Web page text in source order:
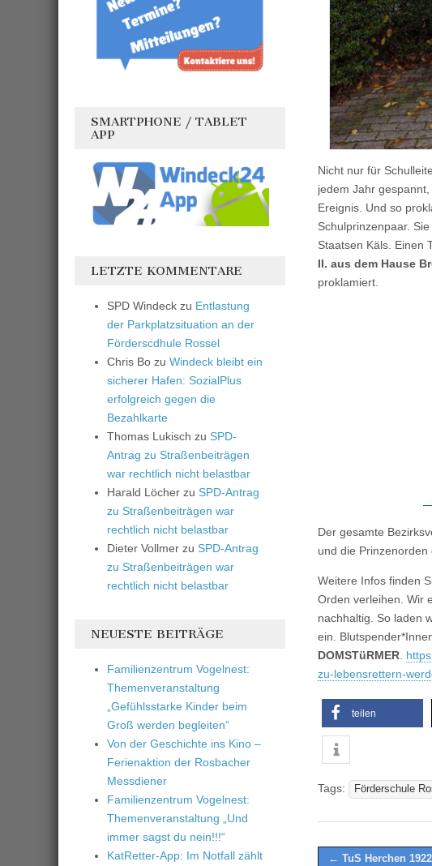
Nicht nur für
jedem Jahr
Ereignis. Und so
Schulprinzenpaar.
Staatsen Käls. Einen
II. aus dem Hause
proklamiert.
Der gesamte
und die Prinzenorden
Weitere Infos finden
Orden verleihen. Wir
nachhaltig. So laden
ein.
DOMSTüRMER
zu-lebensrettern-
teilen
Tags: Förderschule
Post
← TuS Herchen
SMARTPHONE / TABLET
APP
LETZTE KOMMENTARE
SPD Windeck zu Entlastung
der Parkplatzsituation an der
Förderscdhule Rossel
Chris Bo zu Windeck bleibt ein
sicherer Hafen: SozialPlus
erfolgreich gegen die
Bezahlkarte
Thomas Lukisch zu SPD-
Antrag zu Straßenbeiträgen
war rechtlich nicht belastbar
Harald Löcher zu SPD-Antrag
zu Straßenbeiträgen war
rechtlich nicht belastbar
Dieter Vollmer zu SPD-Antrag
zu Straßenbeiträgen war
rechtlich nicht belastbar
NEUESTE BEITRÄGE
Familienzentrum Vogelnest:
Themenveranstaltung
„Gefühlsstarke Kinder beim
Groß werden begleiten“
Von der Geschichte ins Kino –
Ferienaktion der Rosbacher
Messdiener
Familienzentrum Vogelnest:
Themenveranstaltung „Und
immer sagst du nein!!!“
KatRetter-App: Im Notfall zählt